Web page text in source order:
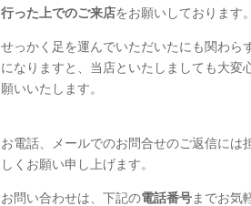
行った上でのご来店をお願いしております。
せっかく足を運んでいただいたにも関わら
になりますと、当店といたしましても大
願いいたします。
お電話、メールでのお問合せのご返信には
しくお願い申し上げます。
お問い合わせは、下記の電話番号までお気